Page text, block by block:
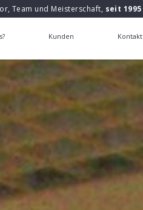
Team und Meisterschaft, seit 1995
Kunden Kontakt